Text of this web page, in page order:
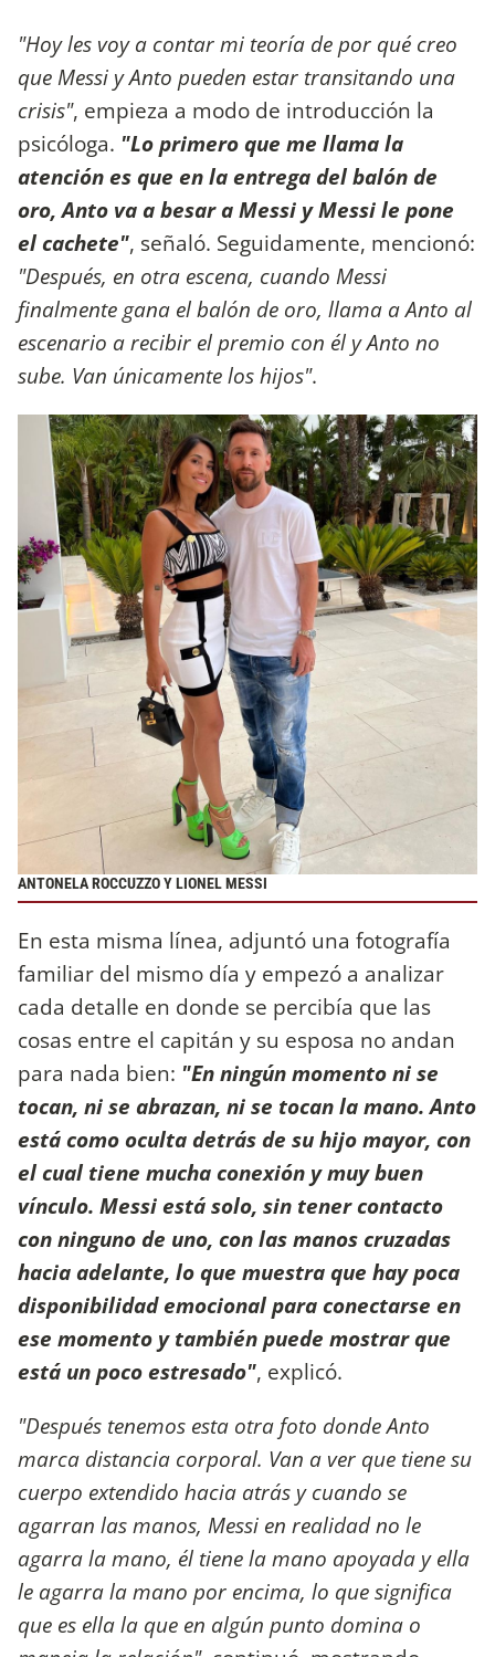
"Hoy les voy a contar mi teoría de por qué creo
que Messi y Anto pueden estar transitando una
crisis", empieza a modo de introducción la
psicóloga. "Lo primero que me llama la
atención es que en la entrega del balón de
oro, Anto va a besar a Messi y Messi le pone
el cachete", señaló. Seguidamente, mencionó:
"Después, en otra escena, cuando Messi
finalmente gana el balón de oro, llama a Anto al
escenario a recibir el premio con él y Anto no
sube. Van únicamente los hijos".
ANTONELA ROCCUZZO Y LIONEL MESSI
En esta misma línea, adjuntó una fotografía
familiar del mismo día y empezó a analizar
cada detalle en donde se percibía que las
cosas entre el capitán y su esposa no andan
para nada bien: "En ningún momento ni se
tocan, ni se abrazan, ni se tocan la mano. Anto
está como oculta detrás de su hijo mayor, con
el cual tiene mucha conexión y muy buen
vínculo. Messi está solo, sin tener contacto
con ninguno de uno, con las manos cruzadas
hacia adelante, lo que muestra que hay poca
disponibilidad emocional para conectarse en
ese momento y también puede mostrar que
está un poco estresado", explicó.
"Después tenemos esta otra foto donde Anto
marca distancia corporal. Van a ver que tiene su
cuerpo extendido hacia atrás y cuando se
agarran las manos, Messi en realidad no le
agarra la mano, él tiene la mano apoyada y ella
le agarra la mano por encima, lo que significa
que es ella la que en algún punto domina o